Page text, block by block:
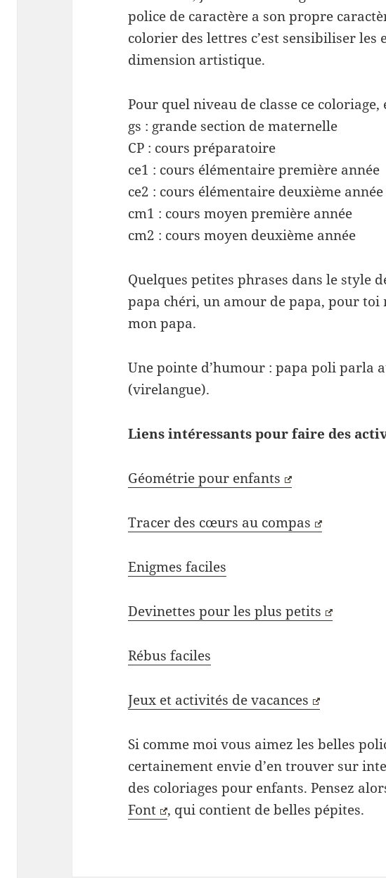
police de caractère a son propre
colorier des lettres c’est sensibiliser les
dimension artistique.
Pour quel niveau de classe ce coloriage,
gs : grande section de maternelle
CP : cours préparatoire
ce1 : cours élémentaire première année
ce2 : cours élémentaire deuxième année
cm1 : cours moyen première année
cm2 : cours moyen deuxième année
Quelques petites phrases dans le style
papa chéri, un amour de papa, pour toi
mon papa.
Une pointe d’humour : papa poli parla
(virelangue).
Liens intéressants pour faire des
Géométrie pour enfants
Tracer des cœurs au compas
Enigmes faciles
Devinettes pour les plus petits
Rébus faciles
Jeux et activités de vacances
Si comme moi vous aimez les belles
certainement envie d’en trouver sur
des coloriages pour enfants. Pensez
Font
, qui contient de belles pépites.